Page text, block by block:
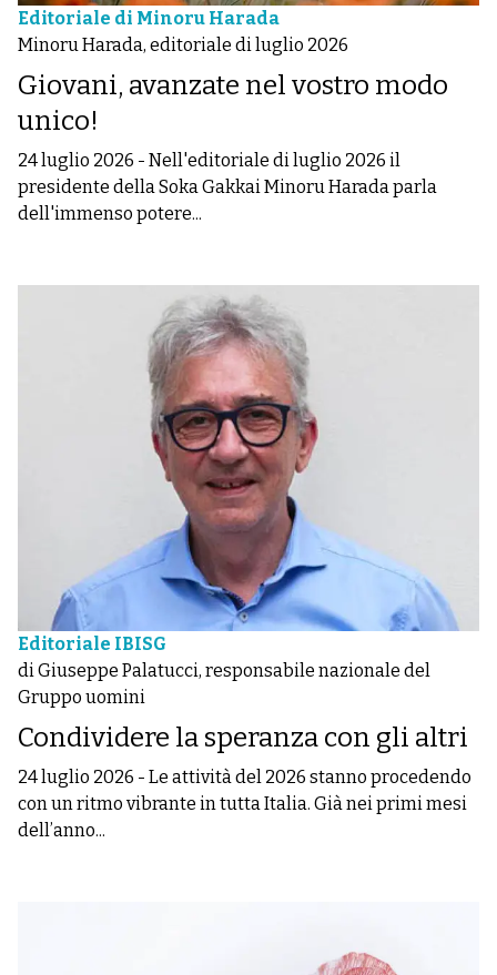
Editoriale di Minoru Harada
Minoru Harada, editoriale di luglio 2026
Giovani, avanzate nel vostro modo
unico!
24 luglio 2026 - Nell'editoriale di luglio 2026 il
presidente della Soka Gakkai Minoru Harada parla
dell'immenso potere...
Editoriale IBISG
di Giuseppe Palatucci, responsabile nazionale del
Gruppo uomini
Condividere la speranza con gli altri
24 luglio 2026 - Le attività del 2026 stanno procedendo
con un ritmo vibrante in tutta Italia. Già nei primi mesi
dell’anno...